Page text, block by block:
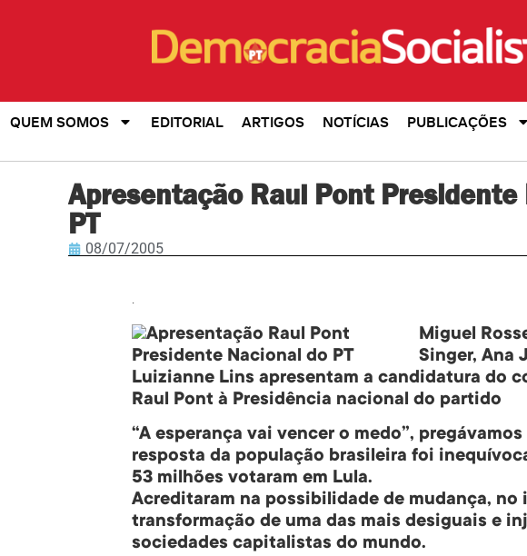
QUEM SOMOS EDITORIAL ARTIGOS NOTÍCIAS PUBLICAÇÕES
Apresentação Raul Pont Presidente
PT
08/07/2005
.
Miguel Ross
Singer, Ana
Luizianne Lins apresentam a candidatura do
Raul Pont à Presidência nacional do partido
“A esperança vai vencer o medo”,
resposta da população brasileira foi
53 milhões votaram em Lula.
Acreditaram na possibilidade de mudança, no
transformação de uma das mais desiguais e
sociedades capitalistas do mundo.